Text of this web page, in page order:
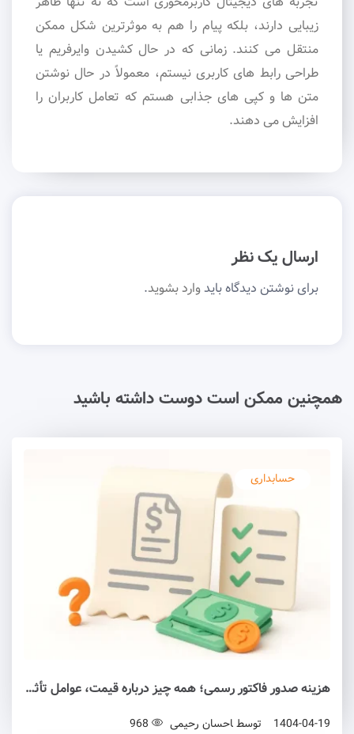
زیبایی دارند، بلکه پیام را هم به موثرترین شکل ممکن
منتقل می کنند. زمانی که در حال کشیدن وایرفریم یا
طراحی رابط های کاربری نیستم، معمولاً در حال نوشتن
متن ها و کپی های جذابی هستم که تعامل کاربران را
افزایش می دهند.
ارسال یک نظر
برای نوشتن دیدگاه بایدوارد بشوید.
همچنین ممکن است دوست داشته باشید
حسابداری
هزینه صدور فاکتور رسمی؛ همه چیز درباره قیمت، عوامل تأثیرگذار و نکات قانونی
1404-04-19 توسط احسان رحیمی